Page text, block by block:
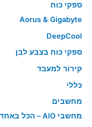
ספקי כוח
Aorus & Gigabyte
DeepCool
ספקי כוח בצבע לבן
קירור למעבד
כללי
מחשבים
מחשבי AIO – הכל באחד